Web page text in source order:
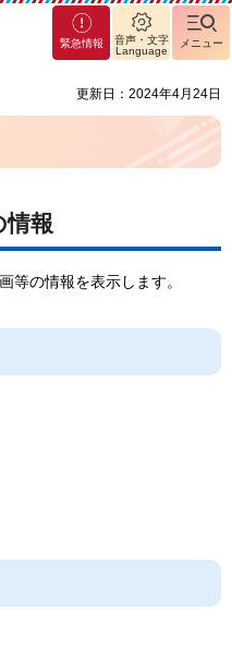
緊急情報
音声・文字
Language
メニュー
更新日：2024年4月24日
情報
等の情報を表示します。